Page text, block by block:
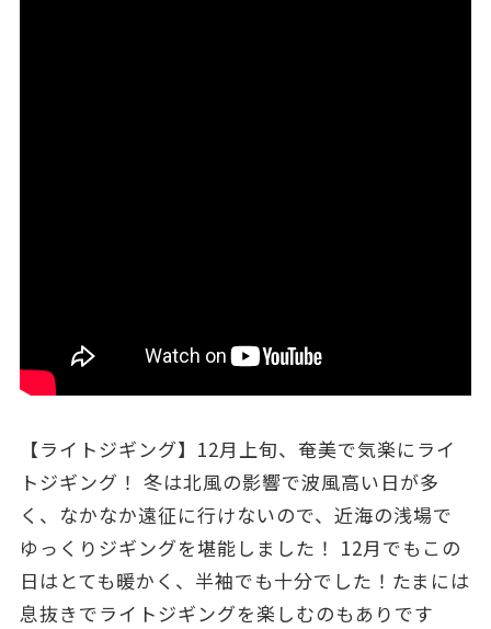
【ライトジギング】12月上旬、奄美で気楽にライ
トジギング！ 冬は北風の影響で波風高い日が多
く、なかなか遠征に行けないので、近海の浅場で
ゆっくりジギングを堪能しました！ 12月でもこの
日はとても暖かく、半袖でも十分でした！たまには
息抜きでライトジギングを楽しむのもありです